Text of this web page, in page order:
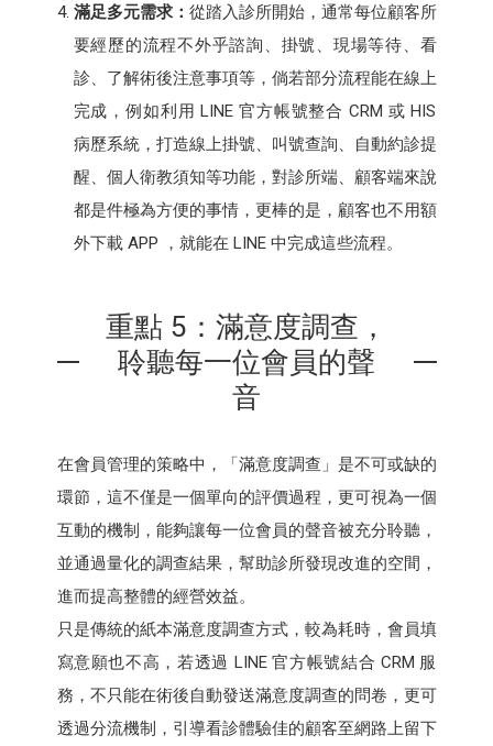
滿足多元需求： 從踏入診所開始，通常每位顧客所
要經歷的流程不外乎諮詢、掛號、現場等待、看
診、了解術後注意事項等，倘若部分流程能在線上
完成，例如利用 LINE 官方帳號整合 CRM 或 HIS
病歷系統，打造線上掛號、叫號查詢、自動約診提
醒、個人衛教須知等功能，對診所端、顧客端來說
都是件極為方便的事情，更棒的是，顧客也不用額
外下載 APP ，就能在 LINE 中完成這些流程。
重點 5：滿意度調查，
聆聽每一位會員的聲
音
在會員管理的策略中，「滿意度調查」是不可或缺的
環節，這不僅是一個單向的評價過程，更可視為一個
互動的機制，能夠讓每一位會員的聲音被充分聆聽，
並通過量化的調查結果，幫助診所發現改進的空間，
進而提高整體的經營效益。
只是傳統的紙本滿意度調查方式，較為耗時，會員填
寫意願也不高，若透過 LINE 官方帳號結合 CRM 服
務，不只能在術後自動發送滿意度調查的問卷，更可
透過分流機制，引導看診體驗佳的顧客至網路上留下